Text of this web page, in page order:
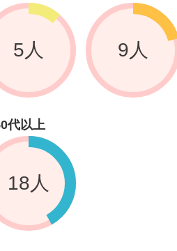
5人 9人
代以上
18人